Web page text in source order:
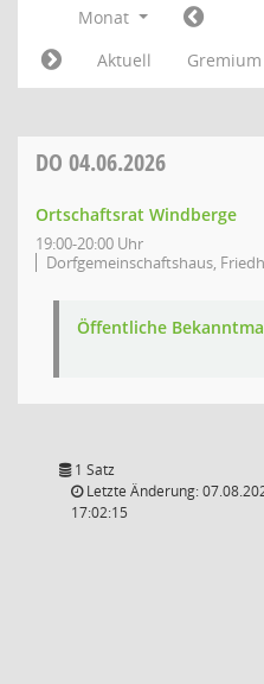
Monat
Aktuell
DO 04.06.2026
Ortschaftsrat Windberge
19:00-20:00 Uhr
Dorfgemeinschaftshaus,
Öffentliche
1 Satz
Letzte Änderung:
17:02:15